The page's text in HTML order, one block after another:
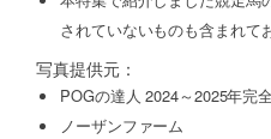
されていないものも含まれて
写真提供元：
POGの達人 2024～2025年完
ノーザンファーム